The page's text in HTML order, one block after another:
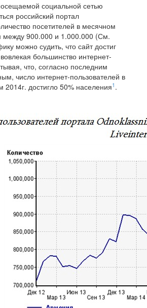
социальной сетью
российский портал
посетителей в месячном
между 900.000 и 1.000.000 (См.
можно судить, что сайт достиг
большинство интернет-
что, согласно последним
число интернет-пользователей в
достигло 50% населения1 .